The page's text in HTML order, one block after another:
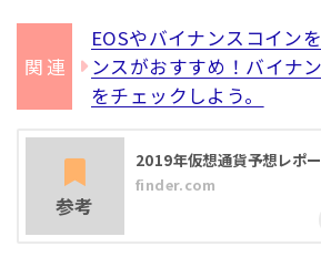
EOSやバイナンスコイン
ンスがおすすめ！バイナ
をチェックしよう。
参考
2019年仮想通貨予想レポ
finder.com